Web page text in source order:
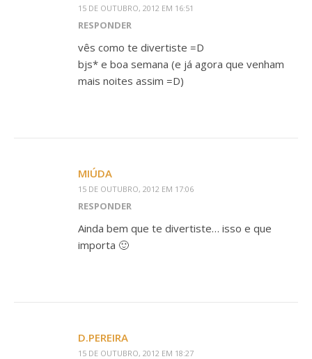
15 DE OUTUBRO, 2012 EM 16:51
RESPONDER
vês como te divertiste =D
bjs* e boa semana (e já agora que venham
mais noites assim =D)
MIÚDA
15 DE OUTUBRO, 2012 EM 17:06
RESPONDER
Ainda bem que te divertiste… isso e que
importa 🙂
D.PEREIRA
15 DE OUTUBRO, 2012 EM 18:27